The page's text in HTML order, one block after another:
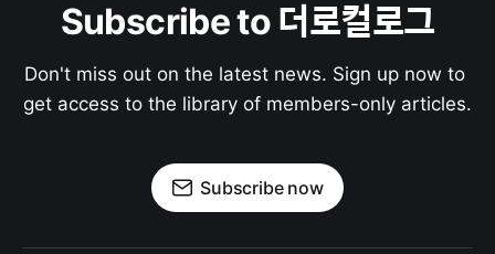
Subscribe to 더로컬로그
Don't miss out on the latest news. Sign up now to
get access to the library of members-only articles.
Subscribe now